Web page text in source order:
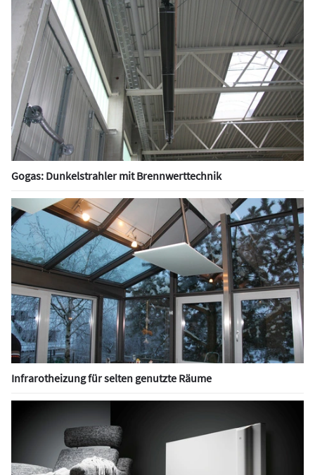
Gogas: Dunkelstrahler mit Brennwerttechnik
Infrarotheizung für selten genutzte Räume